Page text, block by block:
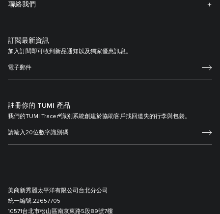
聯絡我們
訂閲最新資訊
加入訂閱即可收到新品通知以及獨家優惠訊息。
註冊你的 TUMI 產品
我們的TUMI Tracer®識别系統創建於協助客戶找回遺失的行李與包袋。
美商新秀麗太平洋有限公司台北分公司
統一編號:22657705
10571台北市松山區南京東路5段89號7樓